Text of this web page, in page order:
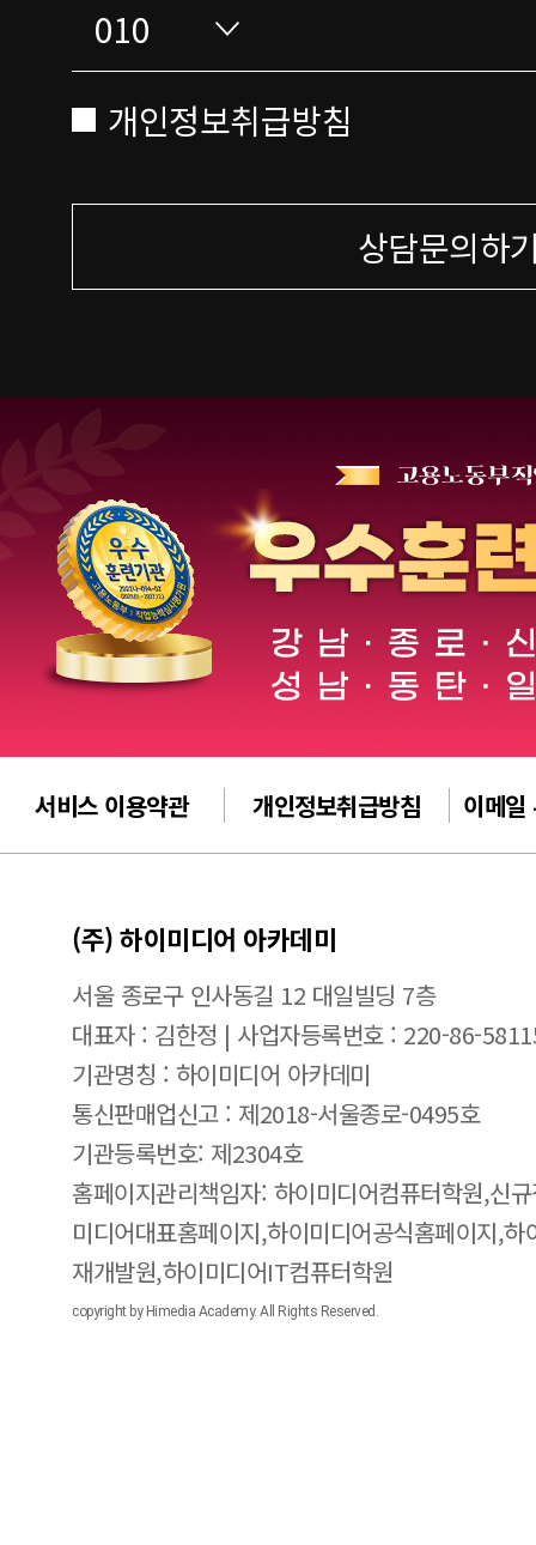
개인정보취급방침
상담문의하
서비스 이용약관 개인정보취급방침 이메일
(주) 하이미디어 아카데미
서울 종로구 인사동길 12 대일빌딩 7층
대표자 : 김한정 | 사업자등록번호 : 220-86-
기관명칭 : 하이미디어 아카데미
통신판매업신고 : 제2018-서울종로-0495호
기관등록번호: 제2304호
홈페이지관리책임자: 하이미디어컴퓨터학원,신
미디어대표홈페이지,하이미디어공식홈페이지,
재개발원,하이미디어IT컴퓨터학원
copyright by Himedia Academy. All Rights Reserved.